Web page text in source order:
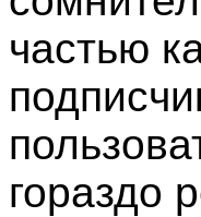
частью
гораздо